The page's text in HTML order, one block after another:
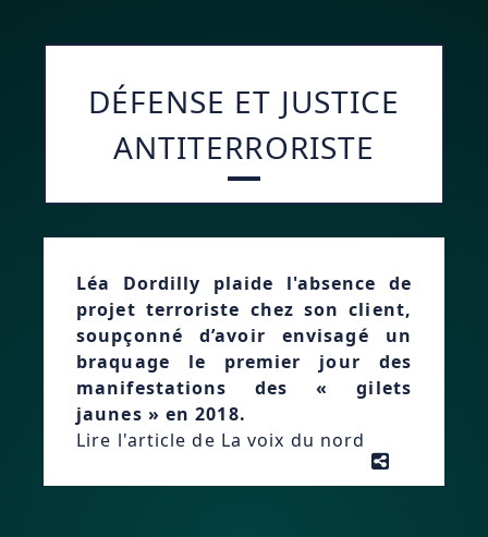
DÉFENSE ET JUSTICE
ANTITERRORISTE
Léa Dordilly plaide l'absence de
projet terroriste chez son client,
soupçonné d’avoir envisagé un
braquage le premier jour des
manifestations des « gilets
jaunes » en 2018.
Lire l'article de La voix du nord